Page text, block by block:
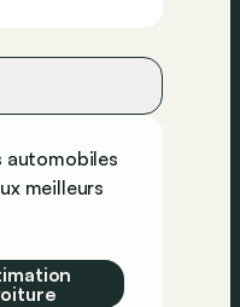
automobiles
meilleurs